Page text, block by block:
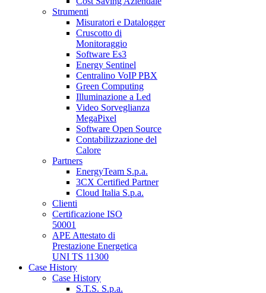
Strumenti
Misuratori e Datalogger
Cruscotto di
Monitoraggio
Software Es3
Energy Sentinel
Centralino VoIP PBX
Green Computing
Illuminazione a Led
Video Sorveglianza
MegaPixel
Software Open Source
Contabilizzazione del
Calore
Partners
EnergyTeam S.p.a.
3CX Certified Partner
Cloud Italia S.p.a.
Clienti
Certificazione ISO
50001
APE Attestato di
Prestazione Energetica
UNI TS 11300
Case History
Case History
S.T.S. S.p.a.